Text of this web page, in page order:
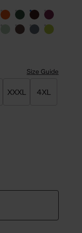
Size Guide
XXXL 4XL